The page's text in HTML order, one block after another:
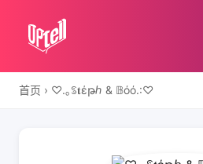
首页 › ♡.｡ꌗ𝐭έթℎ & 𝔹όό.:♡